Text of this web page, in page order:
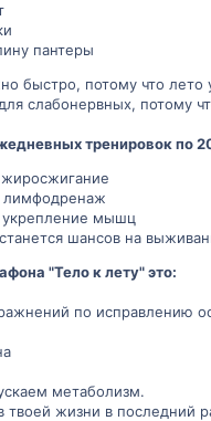
пантеры
быстро, потому что лето
слабонервных, потому
тренировок по
лимфодренаж
укрепление мышц
шансов на
"Тело к лету" это:
по исправлению
метаболизм.
твоей жизни в